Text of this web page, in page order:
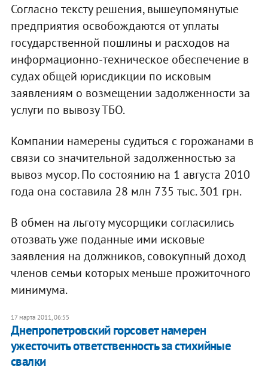
Согласно тексту решения, вышеупомянутые
предприятия освобождаются от уплаты
государственной пошлины и расходов на
информационно-техническое обеспечение в
судах общей юрисдикции по исковым
заявлениям о возмещении задолженности за
услуги по вывозу ТБО.
Компании намерены судиться с горожанами в
связи со значительной задолженностью за
вывоз мусор. По состоянию на 1 августа 2010
года она составила 28 млн 735 тыс. 301 грн.
В обмен на льготу мусорщики согласились
отозвать уже поданные ими исковые
заявления на должников, совокупный доход
членов семьи которых меньше прожиточного
минимума.
17 марта 2011, 06:55
Днепропетровский горсовет намерен
ужесточить ответственность за стихийные
свалки